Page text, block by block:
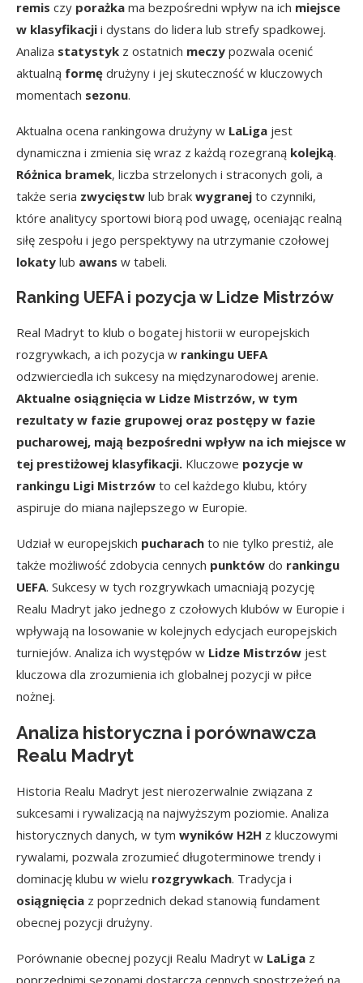
remis czy porażka ma bezpośredni wpływ na ich miejsce
w klasyfikacji i dystans do lidera lub strefy spadkowej.
Analiza statystyk z ostatnich meczy pozwala ocenić
aktualną formę drużyny i jej skuteczność w kluczowych
momentach sezonu.
Aktualna ocena rankingowa drużyny w LaLiga jest
dynamiczna i zmienia się wraz z każdą rozegraną kolejką.
Różnica bramek, liczba strzelonych i straconych goli, a
także seria zwycięstw lub brak wygranej to czynniki,
które analitycy sportowi biorą pod uwagę, oceniając realną
siłę zespołu i jego perspektywy na utrzymanie czołowej
lokaty lub awans w tabeli.
Ranking UEFA i pozycja w Lidze Mistrzów
Real Madryt to klub o bogatej historii w europejskich
rozgrywkach, a ich pozycja w rankingu UEFA
odzwierciedla ich sukcesy na międzynarodowej arenie.
Aktualne osiągnięcia w Lidze Mistrzów, w tym
rezultaty w fazie grupowej oraz postępy w fazie
pucharowej, mają bezpośredni wpływ na ich miejsce w
tej prestiżowej klasyfikacji. Kluczowe pozycje w
rankingu Ligi Mistrzów to cel każdego klubu, który
aspiruje do miana najlepszego w Europie.
Udział w europejskich pucharach to nie tylko prestiż, ale
także możliwość zdobycia cennych punktów do rankingu
UEFA. Sukcesy w tych rozgrywkach umacniają pozycję
Realu Madryt jako jednego z czołowych klubów w Europie i
wpływają na losowanie w kolejnych edycjach europejskich
turniejów. Analiza ich występów w Lidze Mistrzów jest
kluczowa dla zrozumienia ich globalnej pozycji w piłce
nożnej.
Analiza historyczna i porównawcza
Realu Madryt
Historia Realu Madryt jest nierozerwalnie związana z
sukcesami i rywalizacją na najwyższym poziomie. Analiza
historycznych danych, w tym wyników H2H z kluczowymi
rywalami, pozwala zrozumieć długoterminowe trendy i
dominację klubu w wielu rozgrywkach. Tradycja i
osiągnięcia z poprzednich dekad stanowią fundament
obecnej pozycji drużyny.
Porównanie obecnej pozycji Realu Madryt w LaLiga z